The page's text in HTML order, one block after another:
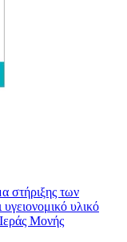
στήριξης των
υλικό
Μονής